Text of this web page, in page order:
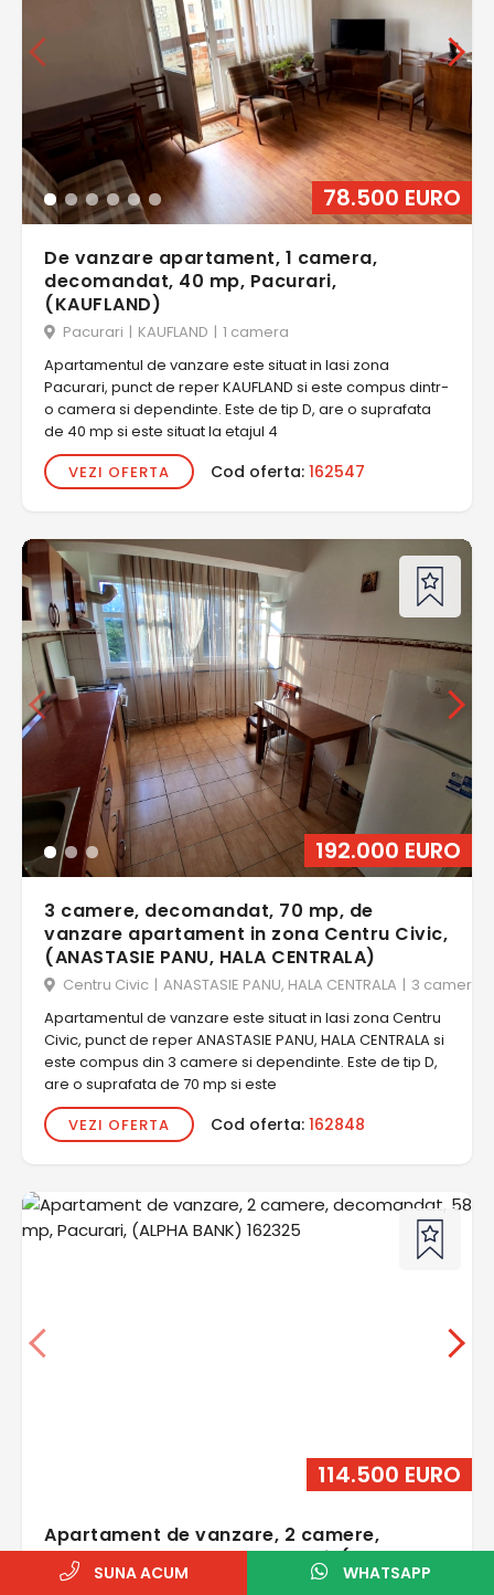
78.500 EURO
De vanzare apartament, 1 camera,
decomandat, 40 mp, Pacurari,
(KAUFLAND)
Pacurari | KAUFLAND | 1 camera
Apartamentul de vanzare este situat in Iasi zona
Pacurari, punct de reper KAUFLAND si este compus dintr-
o camera si dependinte. Este de tip D, are o suprafata
de 40 mp si este situat la etajul 4
VEZI OFERTA
Cod oferta: 162547
192.000 EURO
3 camere, decomandat, 70 mp, de
vanzare apartament in zona Centru Civic,
(ANASTASIE PANU, HALA CENTRALA)
Centru Civic | ANASTASIE PANU, HALA CENTRALA | 3 camere
Apartamentul de vanzare este situat in Iasi zona Centru
Civic, punct de reper ANASTASIE PANU, HALA CENTRALA si
este compus din 3 camere si dependinte. Este de tip D,
are o suprafata de 70 mp si este
VEZI OFERTA
Cod oferta: 162848
114.500 EURO
Apartament de vanzare, 2 camere,
decomandat, 58 mp, Pacurari, (ALPHA
BANK)SUNA ACUM WHATSAPP